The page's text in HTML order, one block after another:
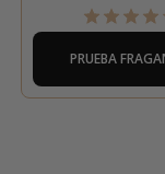
PRUEBA